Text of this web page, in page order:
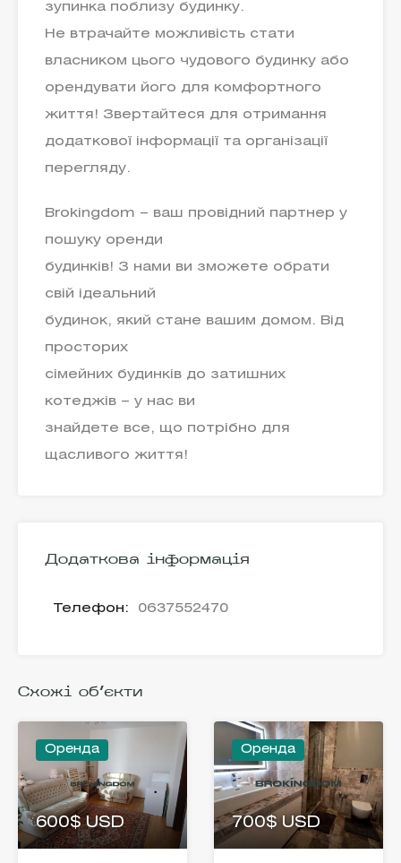
зупинка поблизу будинку.
Не втрачайте можливість стати
власником цього чудового будинку або
орендувати його для комфортного
життя! Звертайтеся для отримання
додаткової інформації та організації
перегляду.
Brokingdom – ваш провідний партнер у
пошуку оренди
будинків! З нами ви зможете обрати
свій ідеальний
будинок, який стане вашим домом. Від
просторих
сімейних будинків до затишних
котеджів – у нас ви
знайдете все, що потрібно для
щасливого життя!
Додаткова інформація
Телефон: 0637552470
Схожі об'єкти
Оренда
600$ USD
Оренда
700$ USD